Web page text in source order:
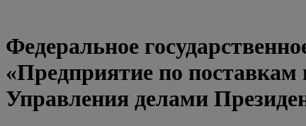
Федеральное
«Предприятие по поставкам
Управления делами